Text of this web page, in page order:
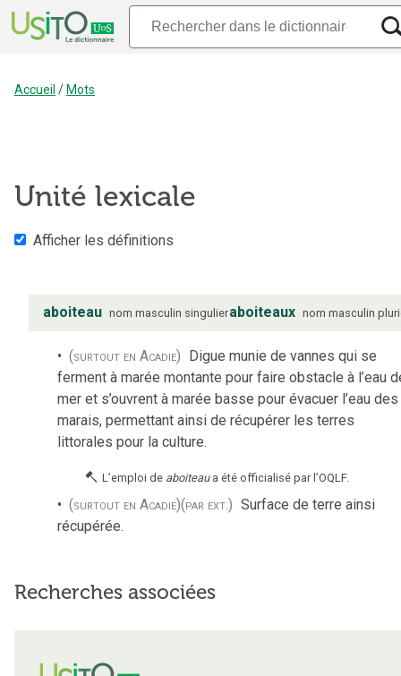
Accueil / Mots
Unité lexicale
Afficher les définitions
aboiteau nom masculin singulieraboiteaux nom masculin
(surtout en Acadie) Digue munie de vannes qui se
ferment à marée montante pour faire obstacle à l’eau
mer et s’ouvrent à marée basse pour évacuer l’eau des
marais, permettant ainsi de récupérer les terres
littorales pour la culture.
L’emploi de aboiteau a été officialisé par l’OQLF.
(surtout en Acadie)(par ext.) Surface de terre ainsi
récupérée.
Recherches associées